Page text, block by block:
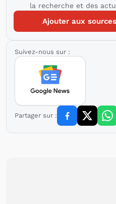
la recherche et des
Ajouter aux
Suivez-nous sur :
Partager sur :